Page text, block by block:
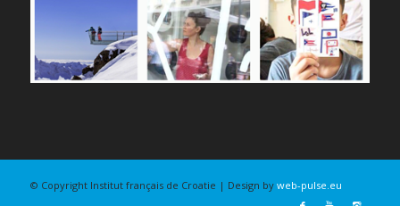
© Copyright Institut français de Croatie | Design by web-pulse.eu